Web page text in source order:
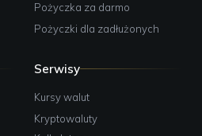
14, Lublin;
Pożyczka za darmo
Pożyczki dla zadłużonych
Serwisy
Kursy walut
Kryptowaluty